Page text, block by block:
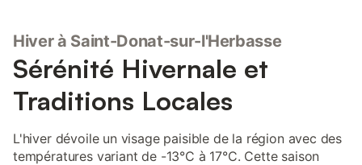
Hiver à Saint-Donat-sur-l'Herbasse
Sérénité Hivernale et
Traditions Locales
L'hiver dévoile un visage paisible de la région avec des
températures variant de -13°C à 17°C. Cette saison